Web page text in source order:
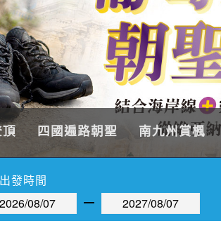
四國遍路朝聖 南九州賞楓
出發時間